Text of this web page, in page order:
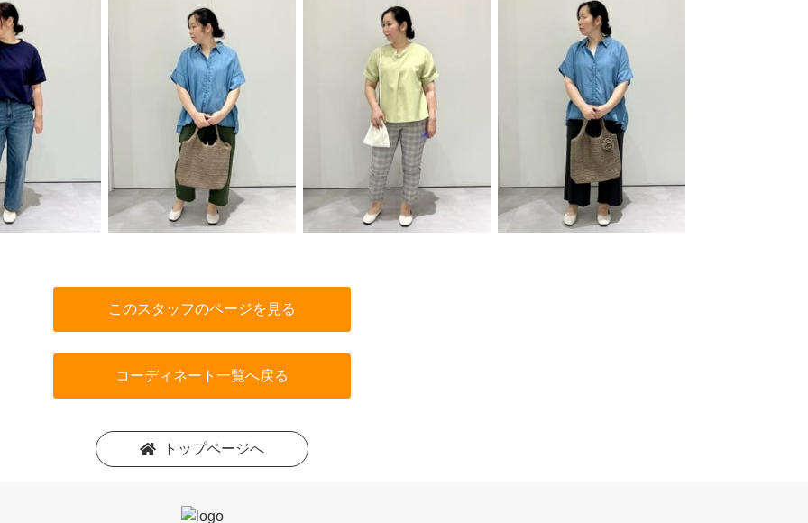
このスタッフのページを見る
コーディネート一覧へ戻る
トップページへ